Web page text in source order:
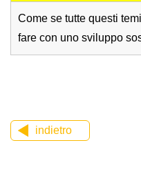
Come se tutte questi
fare con uno sviluppo
indietro